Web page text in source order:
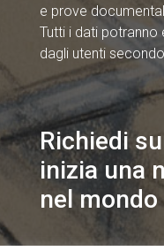
e prove
Tutti i dati potranno
dagli utenti
Richiedi
inizia una
nel mondo